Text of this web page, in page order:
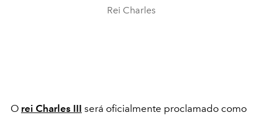
Rei Charles
O rei Charles III será oficialmente proclamado como